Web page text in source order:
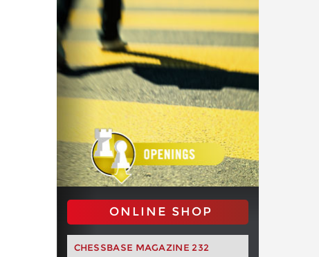
ONLINE SHOP
CHESSBASE MAGAZINE 232